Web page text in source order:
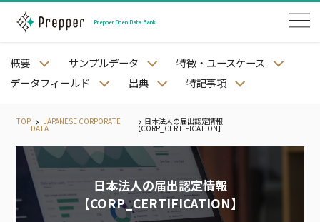
Prepper Open Data Bank
Snowflakeアカウントをお持ちの方
JAPANESE PREFECTURE DATA
JAPANESE CITY DATA
TOP JAPANESE CORPORATE
DATA
日本法人の届出認定情報
【CORP_CERTIFICATION】
日本法人の届出認定情報
【CORP_CERTIFICATION】
概要 サンプルデータ
特徴・ユースケース
データフィールド
出典 特記事項